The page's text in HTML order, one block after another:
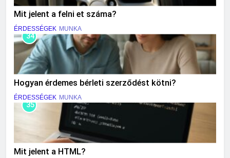
Mit jelent a felni et száma?
ÉRDESSÉGEK MUNKA
34
Hogyan érdemes bérleti szerződést kötni?
ÉRDESSÉGEK MUNKA
35
Mit jelent a HTML?